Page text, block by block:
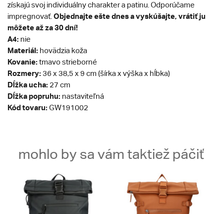
získajú svoj individuálny charakter a patinu. Odporúčame
impregnovať. Objednajte ešte dnes a vyskúšajte, vrátiť ju
môžete až za 30 dní!
A4: nie
Materiál: hovädzia koža
Kovanie: tmavo strieborné
Rozmery: 36 x 38,5 x 9 cm (šírka x výška x hĺbka)
Dĺžka ucha: 27 cm
Dĺžka popruhu: nastaviteľná
Kód tovaru: GW191002
mohlo by sa vám taktiež páčiť